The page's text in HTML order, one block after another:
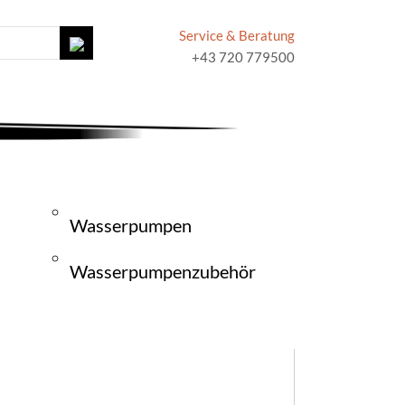
Service & Beratung
+43 720 779500
Wasserpumpen
Wasserpumpenzubehör